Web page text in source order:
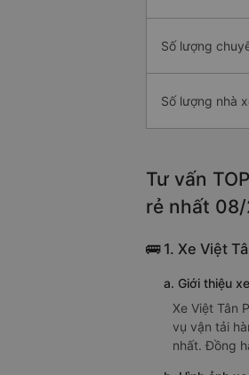
Số lượng
Số lượng nhà
Tư vấn
rẻ nhất
🚌 1. Xe Việt
a. Giới thiệu
Xe Việt Tân
vụ vận tải
nhất. Đồng